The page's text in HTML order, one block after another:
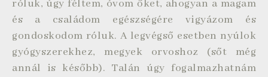
róluk, úgy féltem, óvom őket, ahogyan a magam
és a családom egészségére vigyázom és
gondoskodom róluk. A legvégső esetben nyúlok
gyógyszerekhez, megyek orvoshoz (sőt még
annál is később). Talán úgy fogalmazhatnám